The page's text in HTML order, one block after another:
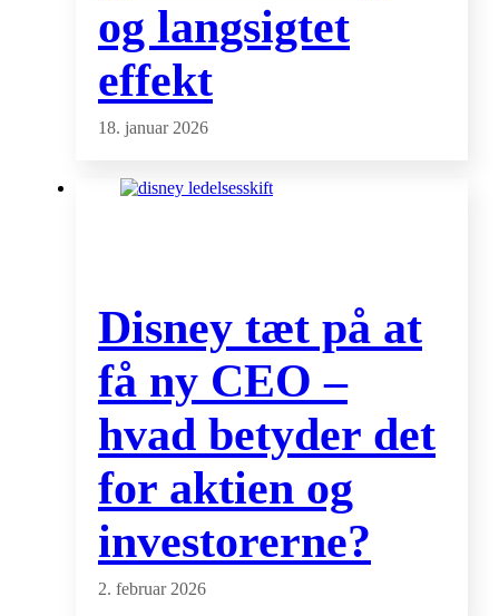
og langsigtet
effekt
18. januar 2026
Disney tæt på at
få ny CEO –
hvad betyder det
for aktien og
investorerne?
2. februar 2026